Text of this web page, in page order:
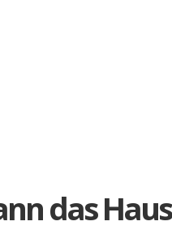
das Haus